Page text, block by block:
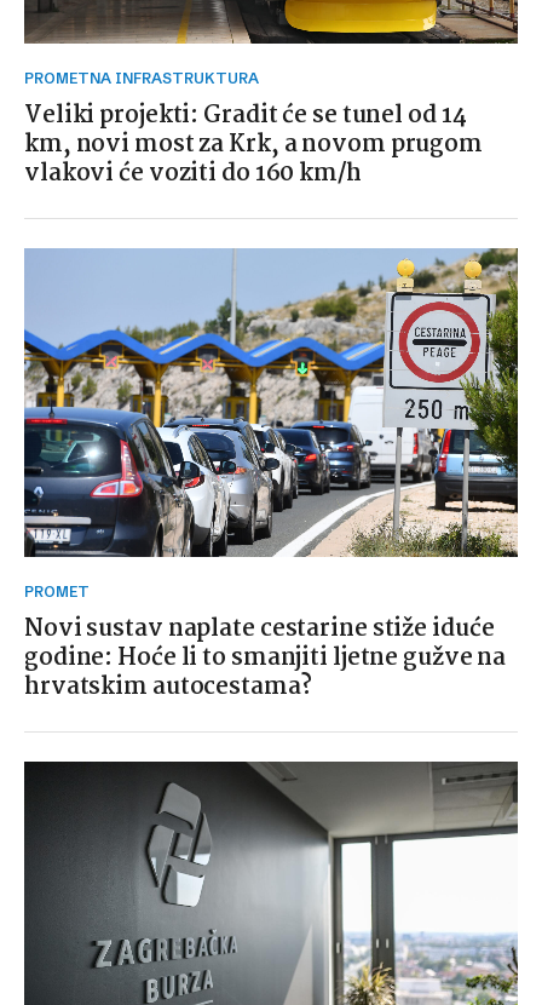
PROMETNA INFRASTRUKTURA
Veliki projekti: Gradit će se tunel od 14
km, novi most za Krk, a novom prugom
vlakovi će voziti do 160 km/h
PROMET
Novi sustav naplate cestarine stiže iduće
godine: Hoće li to smanjiti ljetne gužve na
hrvatskim autocestama?